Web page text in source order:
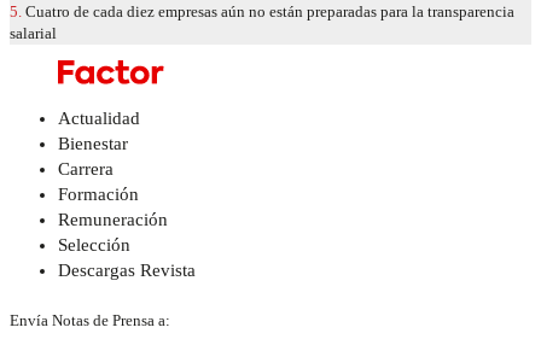
5. Cuatro de cada diez empresas aún no están preparadas para la transparencia
salarial
Actualidad
Bienestar
Carrera
Formación
Remuneración
Selección
Descargas Revista
Envía Notas de Prensa a: